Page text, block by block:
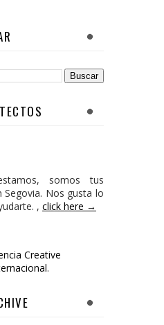
somos tus
Nos gusta lo
, click here →
Creative
.